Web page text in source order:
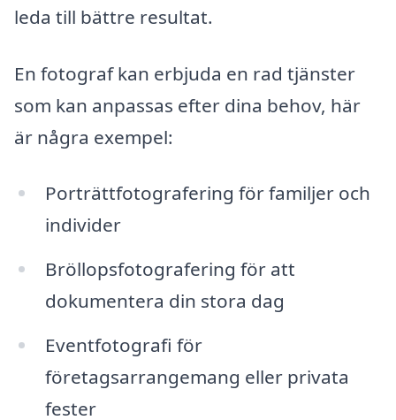
leda till bättre resultat.
En fotograf kan erbjuda en rad tjänster
som kan anpassas efter dina behov, här
är några exempel:
Porträttfotografering för familjer och
individer
Bröllopsfotografering för att
dokumentera din stora dag
Eventfotografi för
företagsarrangemang eller privata
fester